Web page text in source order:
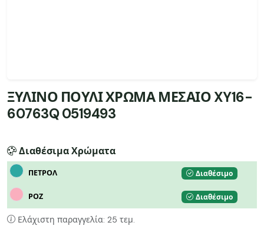
ΞΥΛΙΝΟ ΠΟΥΛΙ ΧΡΩΜΑ ΜΕΣΑΙΟ XY16-
60763Q 0519493
Διαθέσιμα Χρώματα
ΠΕΤΡΟΛ Διαθέσιμο
ΡΟΖ Διαθέσιμο
Ελάχιστη παραγγελία: 25 τεμ.